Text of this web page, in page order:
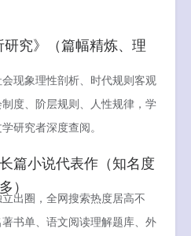
研究》（篇幅精炼、理
现象理性剖析、时代规则客观
度、阶层规则、人性规律，学
研究者深度查阅。
篇小说代表作（知名度
）
出圈，全网搜索热度居高不
书单、语文阅读理解题库、外